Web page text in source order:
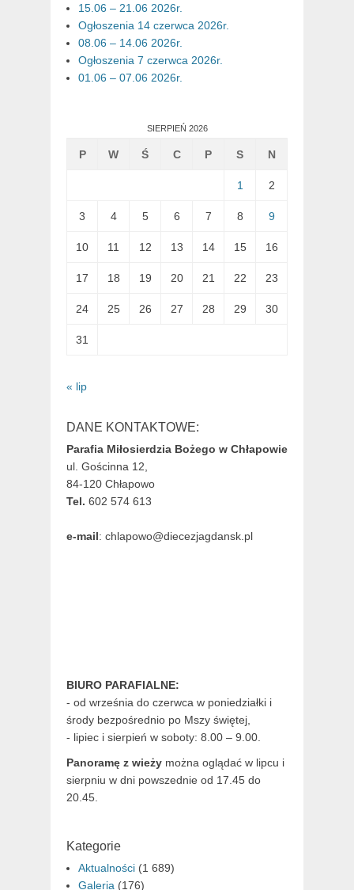
15.06 – 21.06 2026r.
Ogłoszenia 14 czerwca 2026r.
08.06 – 14.06 2026r.
Ogłoszenia 7 czerwca 2026r.
01.06 – 07.06 2026r.
SIERPIEŃ 2026
P W Ś C P S N
1 2
3 4 5 6 7 8 9
10 11 12 13 14 15 16
17 18 19 20 21 22 23
24 25 26 27 28 29 30
31
« lip
DANE KONTAKTOWE:
Parafia Miłosierdzia Bożego w Chłapowie
ul. Gościnna 12,
84-120 Chłapowo
Tel. 602 574 613
e-mail: chlapowo@diecezjagdansk.pl
BIURO PARAFIALNE:
- od września do czerwca w poniedziałki i
środy bezpośrednio po Mszy świętej,
- lipiec i sierpień w soboty: 8.00 – 9.00.
Panoramę z wieży można oglądać w lipcu i
sierpniu w dni powszednie od 17.45 do
20.45.
Kategorie
Aktualności (1 689)
Galeria (176)